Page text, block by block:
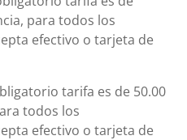
para todos los
efectivo o tarjeta de
tarifa es de 50.00
todos los
efectivo o tarjeta de